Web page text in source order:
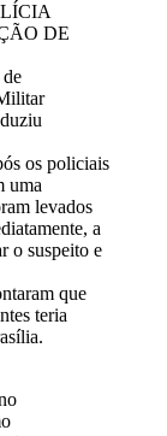
DE
os policiais
uma
levados
a
o suspeito e
que
teria